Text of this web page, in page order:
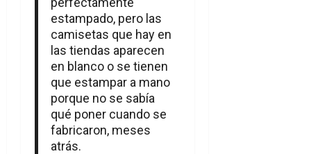
estampado, pero las
camisetas que hay en
las tiendas aparecen
en blanco o se tienen
que estampar a mano
porque no se sabía
qué poner cuando se
fabricaron, meses
atrás.